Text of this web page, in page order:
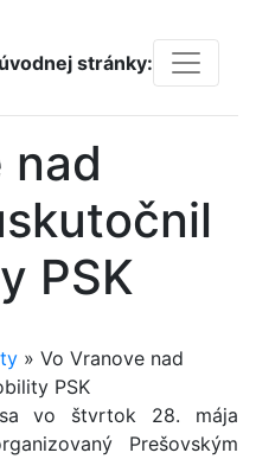
stránky:
nad
PSK
» Vo Vranove nad
PSK
vo štvrtok 28. mája
Prešovským